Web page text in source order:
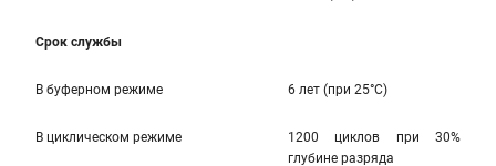
Срок службы
В буферном режиме 6 лет (при 25°С)
В циклическом режиме
1200 циклов при 30%
глубине разряда